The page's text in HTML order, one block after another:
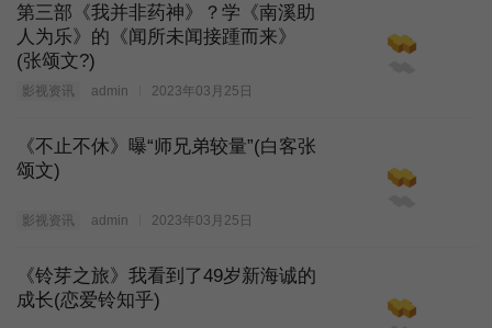
第三部《我并非药神》？学《南溪助
人为乐》的《闻所未闻接踵而来》
(张颂文?)
影视资讯 admin 2023年03月25日
《不止不休》曝“师兄弟较量”(白客张
颂文)
影视资讯 admin 2023年03月25日
《铃芽之旅》我看到了49岁新海诚的
成长(恋爱铃知乎)